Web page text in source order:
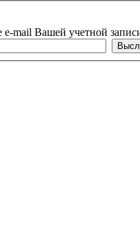
mail Вашей учетной